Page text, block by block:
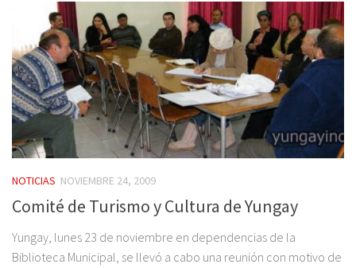
NOTICIAS NOVIEMBRE 24, 2009
Comité de Turismo y Cultura de Yungay
Yungay, lunes 23 de noviembre en dependencias de la
Biblioteca Municipal, se llevó a cabo una reunión con motivo de